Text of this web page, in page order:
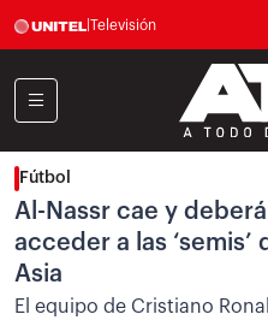
Televisión
Fútbol
Al-Nassr cae y
acceder a las
Asia
El equipo de Cristiano